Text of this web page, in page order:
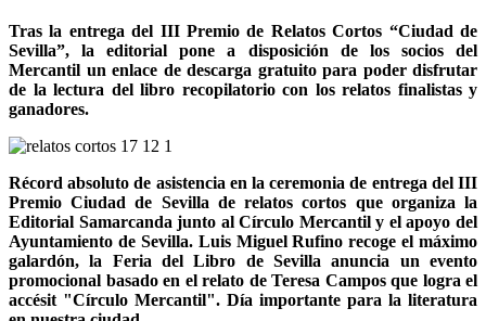
Tras la entrega del III Premio de Relatos Cortos “Ciudad de
Sevilla”, la editorial pone a disposición de los socios del
Mercantil un enlace de descarga gratuito para poder disfrutar
de la lectura del libro recopilatorio con los relatos finalistas y
ganadores.
Récord absoluto de asistencia en la ceremonia de entrega del III
Premio Ciudad de Sevilla de relatos cortos que organiza la
Editorial Samarcanda junto al Círculo Mercantil y el apoyo del
Ayuntamiento de Sevilla. Luis Miguel Rufino recoge el máximo
galardón, la Feria del Libro de Sevilla anuncia un evento
promocional basado en el relato de Teresa Campos que logra el
accésit "Círculo Mercantil". Día importante para la literatura